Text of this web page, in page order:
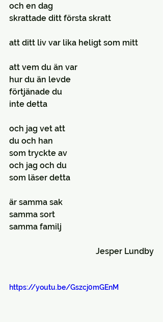
och en dag
skrattade ditt första skratt
att ditt liv var lika heligt som mitt
att vem du än var
hur du än levde
förtjänade du
inte detta
och jag vet att
du och han
som tryckte av
och jag och du
som läser detta
är samma sak
samma sort
samma familj
Jesper Lundby
https://youtu.be/Gszcj0mGEnM